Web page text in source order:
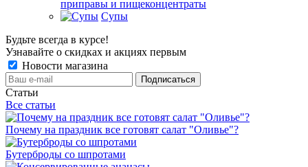
приправы и пищеконцентраты
Супы
Будьте всегда в курсе!
Узнавайте о скидках и акциях первым
Новости магазина
Статьи
Все статьи
Почему на праздник все готовят салат "Оливье"?
Бутерброды со шпротами